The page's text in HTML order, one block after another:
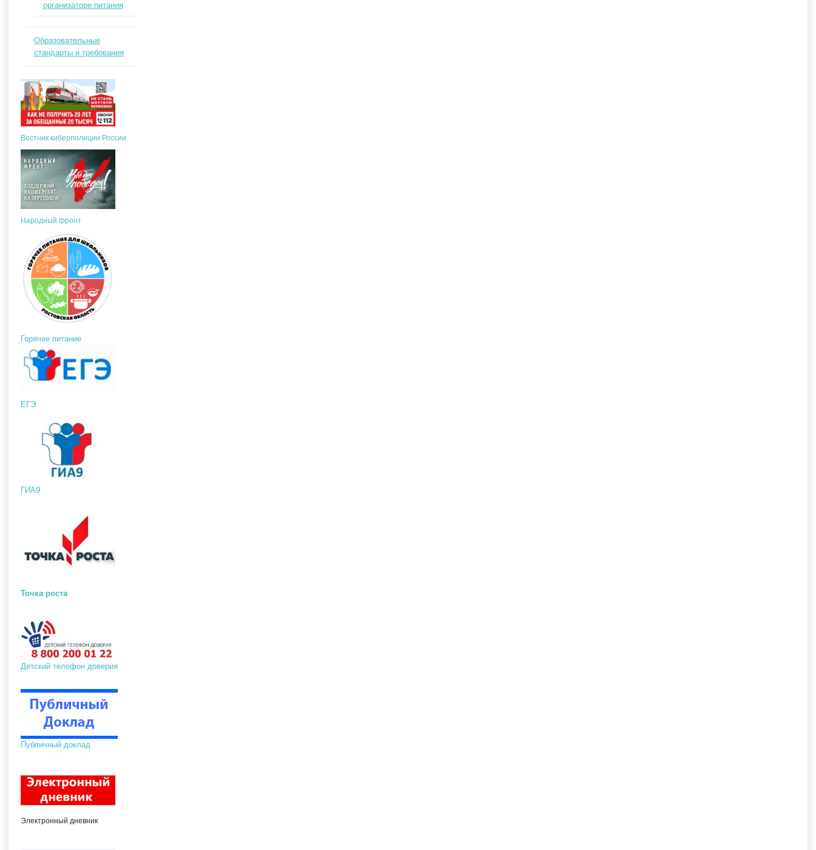
организаторе питания
Образовательные
стандарты и требования
Вестник киберполиции России
Народный фронт
Горячее питание
ЕГЭ
ГИА9
Точка роста
Детский телефон доверия
Публичный доклад
Электронный дневник